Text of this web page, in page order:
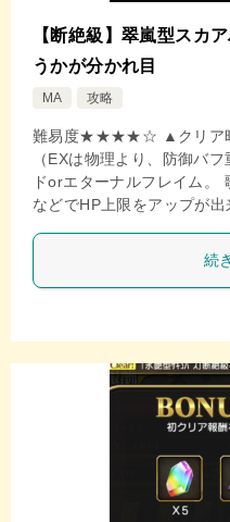
【断絶級】翠嵐型スカ
うかが分かれ目
MA 攻略
難易度★★★★☆ ▲クリア時
（EXは物理より、防御バ
ドorエターナルフレイム。
などでHP上限をアップが
続